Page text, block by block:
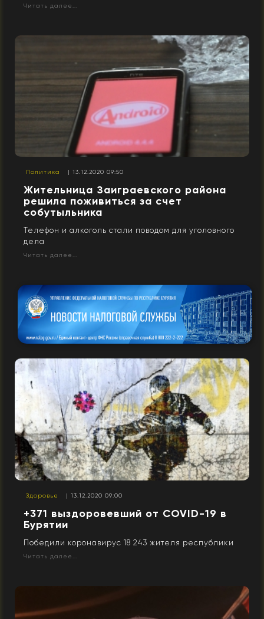
Читать далее...
Политика | 13.12.2020 09:50
Жительница Заиграевского района
решила поживиться за счет
собутыльника
Телефон и алкоголь стали поводом для уголовного
дела
Читать далее...
Здоровье | 13.12.2020 09:00
+371 выздоровевший от COVID-19 в
Бурятии
Победили коронавирус 18 243 жителя республики
Читать далее...